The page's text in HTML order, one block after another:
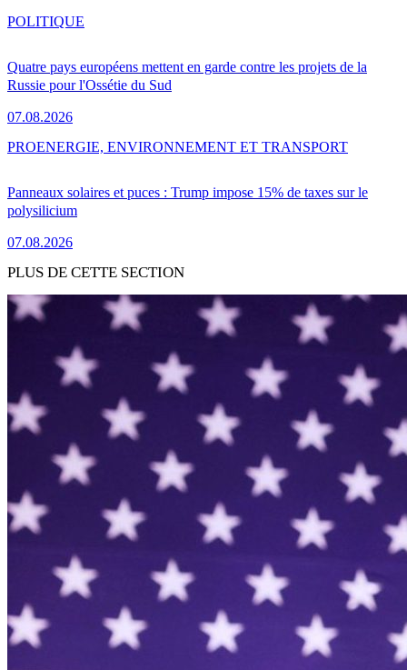
Quatre pays européens mettent en garde contre les projets de la
Russie pour l'Ossétie du Sud
07.08.2026
POLITIQUE
Panneaux solaires et puces : Trump impose 15% de taxes sur le
polysilicium
07.08.2026
PROENERGIE, ENVIRONNEMENT ET TRANSPORT
PLUS DE CETTE SECTION